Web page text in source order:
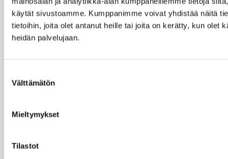
käytät sivustoamme. Kumppanimme voivat yhdistää näitä
tietoihin, joita olet antanut heille tai joita on kerätty, kun olet
heidän palvelujaan.
valinta
Välttämätön
Mieltymykset
Tilastot
Säännöllisten sprinkleriputkistojen